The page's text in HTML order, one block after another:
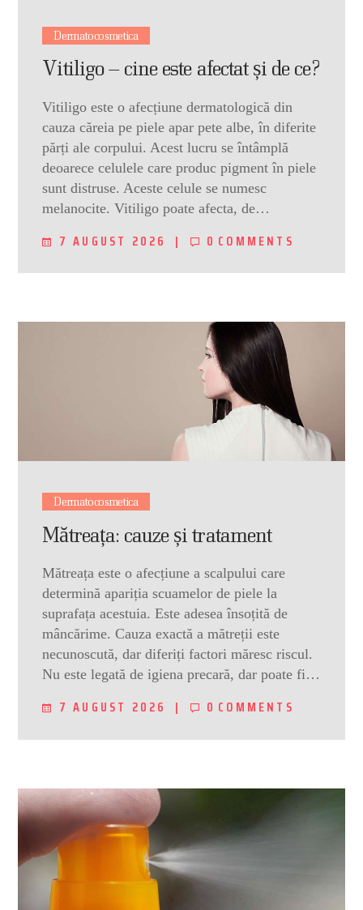
Dermatocosmetica
Vitiligo – cine este afectat și de ce?
Vitiligo este o afecțiune dermatologică din
cauza căreia pe piele apar pete albe, în diferite
părți ale corpului. Acest lucru se întâmplă
deoarece celulele care produc pigment în piele
sunt distruse. Aceste celule se numesc
melanocite. Vitiligo poate afecta, de…
7 AUGUST 2026 0 COMMENTS
Dermatocosmetica
Mătreața: cauze și tratament
Mătreața este o afecțiune a scalpului care
determină apariția scuamelor de piele la
suprafața acestuia. Este adesea însoțită de
mâncărime. Cauza exactă a mătreții este
necunoscută, dar diferiți factori măresc riscul.
Nu este legată de igiena precară, dar poate fi…
7 AUGUST 2026 0 COMMENTS